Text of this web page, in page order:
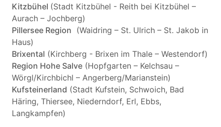
Kitzbühel (Stadt Kitzbühel - Reith bei Kitzbühel –
Aurach – Jochberg)
Pillersee Region (Waidring – St. Ulrich – St. Jakob in
Haus)
Brixental (Kirchberg - Brixen im Thale – Westendorf)
Region Hohe Salve (Hopfgarten – Kelchsau –
Wörgl/Kirchbichl – Angerberg/Marianstein)
Kufsteinerland (Stadt Kufstein, Schwoich, Bad
Häring, Thiersee, Niederndorf, Erl, Ebbs,
Langkampfen)